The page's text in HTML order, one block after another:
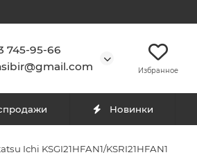
745-95-66
Избранное
Новинки
Ichi KSGI21HFAN1/KSRI21HFAN1